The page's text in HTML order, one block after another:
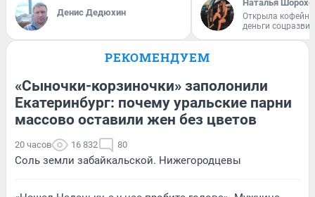
Денис Дедюхин
Наталья
Открыла
деньги
РЕКОМЕНДУЕМ
«Сыночки-корзиночки» заполонили
Екатеринбург: почему уральские парни
массово оставили жен без цветов
20 часов 16 832 80
Соль земли забайкальской. Нижегородцевы